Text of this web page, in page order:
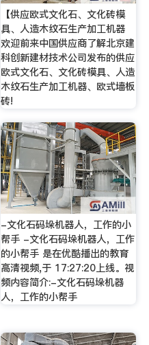
【供应欧式文化石、文化砖模
具、人造木纹石生产加工机器
欢迎前来中国供应商了解北京建
科创新建材技术公司发布的供应
欧式文化石、文化砖模具、人造
木纹石生产加工机器、欧式墙板
砖!
-文化石码垛机器人，工作的小
帮手 -文化石码垛机器人，工作
的小帮手 是在优酷播出的教育
高清视频,于 17:27:20上线。视
频内容简介:-文化石码垛机器
人，工作的小帮手